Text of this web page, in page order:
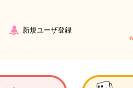
新規ユーザ登録